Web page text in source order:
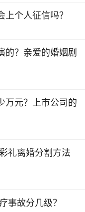
个人征信吗？
的？亲爱的婚姻剧
万元？上市公司的
礼离婚分割方法
分级的标准是什么 医疗事故分几级？